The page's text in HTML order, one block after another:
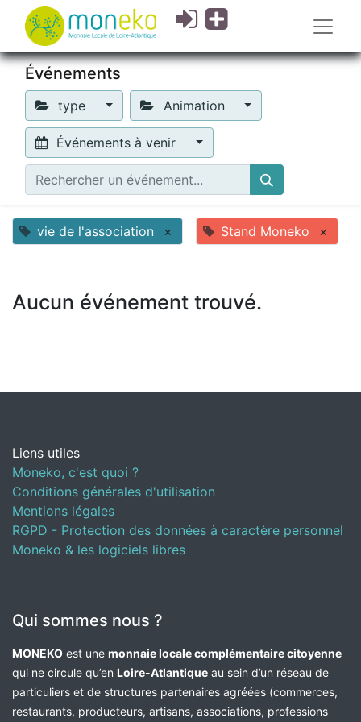
Événements
type Animation
Événements à venir
vie de l'association × Stand Moneko ×
Aucun événement trouvé.
Liens utiles
Moneko, c'est quoi ?
Conditions générales d'utilisation
Mentions légales
RGPD - Protection des données à caractère personnel
Moneko & les logiciels libres
Qui sommes nous ?
MONEKO est une monnaie locale complémentaire citoyenne
qui ne circule qu’en Loire-Atlantique au sein d’un réseau de
particuliers et de structures partenaires agréées (commerces,
restaurants, producteurs, artisans, associations, professions